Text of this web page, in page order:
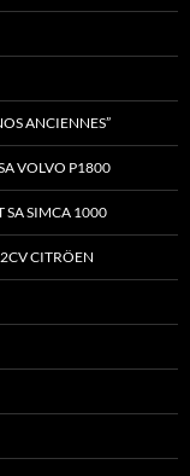
ANCIENNES”
VOLVO P1800
SA SIMCA 1000
CITRÖEN